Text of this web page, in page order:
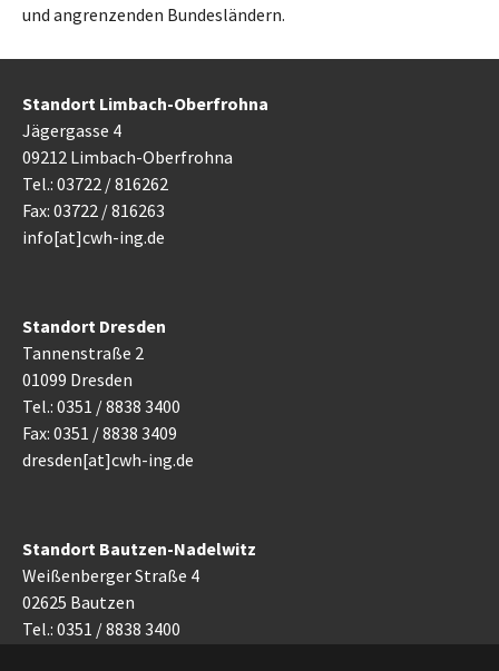
und angrenzenden Bundesländern.
Standort Limbach-Oberfrohna
Jägergasse 4
09212 Limbach-Oberfrohna
Tel.: 03722 / 816262
Fax: 03722 / 816263
info[at]cwh-ing.de
Standort Dresden
Tannenstraße 2
01099 Dresden
Tel.: 0351 / 8838 3400
Fax: 0351 / 8838 3409
dresden[at]cwh-ing.de
Standort Bautzen-Nadelwitz
Weißenberger Straße 4
02625 Bautzen
Tel.: 0351 / 8838 3400